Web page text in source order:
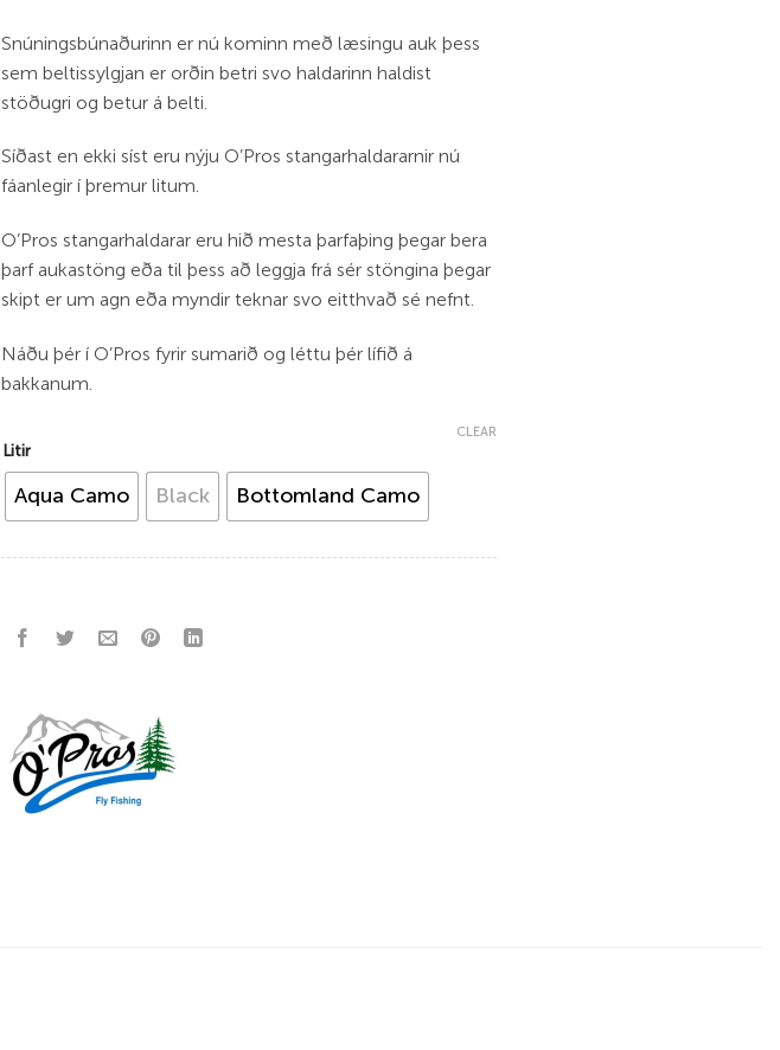
Snúningsbúnaðurinn er nú kominn með læsingu auk þess
sem beltissylgjan er orðin betri svo haldarinn haldist
stöðugri og betur á belti.
Síðast en ekki síst eru nýju O’Pros stangarhaldararnir nú
fáanlegir í þremur litum.
O’Pros stangarhaldarar eru hið mesta þarfaþing þegar bera
þarf aukastöng eða til þess að leggja frá sér stöngina þegar
skipt er um agn eða myndir teknar svo eitthvað sé nefnt.
Náðu þér í O’Pros fyrir sumarið og léttu þér lífið á
bakkanum.
Litir
Aqua Camo Black Bottomland Camo
CLEAR